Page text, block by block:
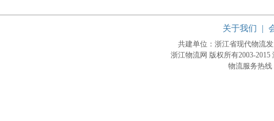
关于我们
共建单位：浙江省现代物流
浙江物流网 版权所有2003-2015
物流服务热线